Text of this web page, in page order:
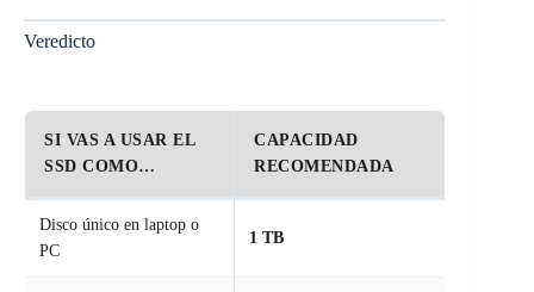
Veredicto
SI VAS A USAR EL
SSD COMO…
CAPACIDAD
RECOMENDADA
Disco único en laptop o
PC
1 TB